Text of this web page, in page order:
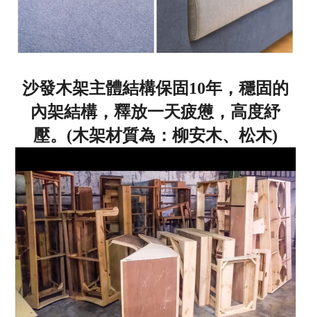
沙發木架主體結構保固10年，穩固的
內架結構，釋放一天疲憊，高度紓
壓。(木架材質為：柳安木、松木)